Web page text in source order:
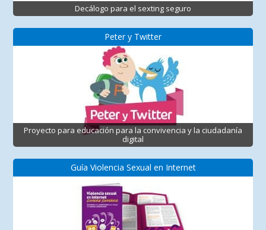
Decálogo para el sexting seguro
Peter y Twitter
Proyecto para educación para la convivencia y la ciudadanía
digital
Guía Violencia Sexual en Internet